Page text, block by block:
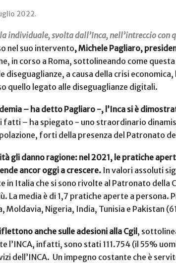
2022.
individuale, svolta dall’Inca, nell’intreccio
nel suo intervento, Michele Pagliaro,
in corso a Roma, sottolineando come
diseguaglianze, a causa della crisi
quello legato alle diseguaglianze digitali.
– ha detto Pagliaro -, l’Inca si è
fatti – ha spiegato - uno straordinario
forti della presenza del Patronato
gli danno ragione: nel 2021, le pratiche
ancor oggi a crescere. In valori assoluti
in Italia che si sono rivolte al Patronato
La media è di 1,7 pratiche aperte a
Moldavia, Nigeria, India, Tunisia e Pakistan
anche sulle adesioni alla Cgil ,
l’INCA, infatti, sono stati 111.754 (il 55%
dell’INCA. Un impegno costante che è